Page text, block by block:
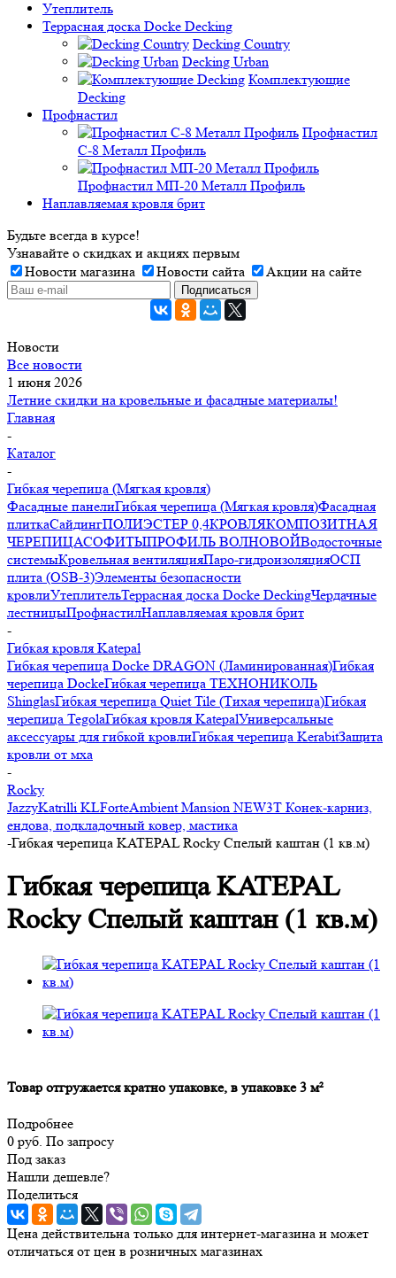
Утеплитель
Террасная доска Docke Decking
Decking Country
Decking Urban
Комплектующие
Decking
Профнастил
Профнастил
C-8 Металл Профиль
Профнастил МП-20 Металл Профиль
Наплавляемая кровля брит
Будьте всегда в курсе!
Узнавайте о скидках и акциях первым
Новости магазина
Новости сайта Акции на сайте
Новости
Все новости
1 июня 2026
Летние скидки на кровельные и фасадные материалы!
Главная
-
Каталог
-
Гибкая черепица (Мягкая кровля)
Фасадные панелиГибкая черепица (Мягкая кровля)Фасадная
плиткаСайдингПОЛИЭСТЕР 0,4КРОВЛЯКОМПОЗИТНАЯ
ЧЕРЕПИЦАСОФИТЫПРОФИЛЬ ВОЛНОВОЙВодосточные
системыКровельная вентиляцияПаро-гидроизоляцияОСП
плита (OSB-3)Элементы безопасности
кровлиУтеплительТеррасная доска Docke DeckingЧердачные
лестницыПрофнастилНаплавляемая кровля брит
-
Гибкая кровля Katepal
Гибкая черепица Docke DRAGON (Ламинированная)Гибкая
черепица DockeГибкая черепица ТЕХНОНИКОЛЬ
ShinglasГибкая черепица Quiet Tile (Тихая черепица)Гибкая
черепица TegolaГибкая кровля KatepalУниверсальные
аксессуары для гибкой кровлиГибкая черепица KerabitЗащита
кровли от мха
-
Rоcky
JazzyKatrilli KLForteAmbientMansion NEW3T Конек-карниз,
ендова, подкладочный ковер, мастика
-Гибкая черепица KATEPAL Rocky Спелый каштан (1 кв.м)
Гибкая черепица KATEPAL
Rocky Спелый каштан (1 кв.м)
Товар отгружается кратно упаковке, в упаковке 3 м²
Подробнее
0 руб. По запросу
Под заказ
Нашли дешевле?
Поделиться
Цена действительна только для интернет-магазина и может
отличаться от цен в розничных магазинах